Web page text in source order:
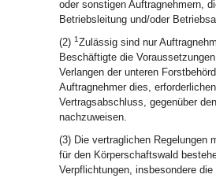
oder sonstigen Auftragnehmern,
Betriebsleitung und/oder
(2) 1Zulässig sind nur
Beschäftigte die
Verlangen der unteren
Auftragnehmer dies,
Vertragsabschluss, gegenüber
nachzuweisen.
(3) Die vertraglichen Regelungen
für den Körperschaftswald
Verpflichtungen, insbesondere